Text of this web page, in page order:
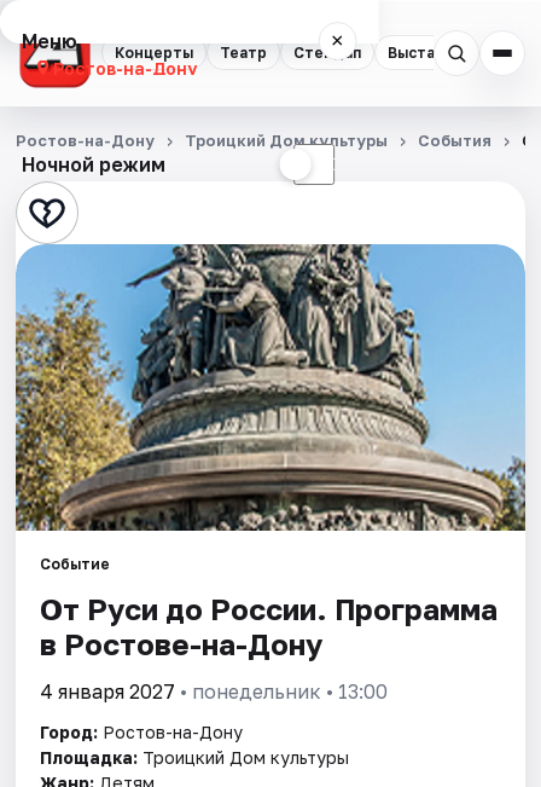
Концерты Театр Стендап Выставки
Меню ×
Ростов-на-Дону
Концерты
Театр
Стендап
Выставки
Квесты
Экскурсии
Спорт
События
Города
Площадки
Рейтинги
Ночной режим ☾
Ростов-на-Дону Троицкий Дом культуры События
Событие
От Руси до России. Программа
в Ростове-на-Дону
4 января 2027 • понедельник • 13:00
Город: Ростов-на-Дону
Площадка: Троицкий Дом культуры
Жанр: Детям